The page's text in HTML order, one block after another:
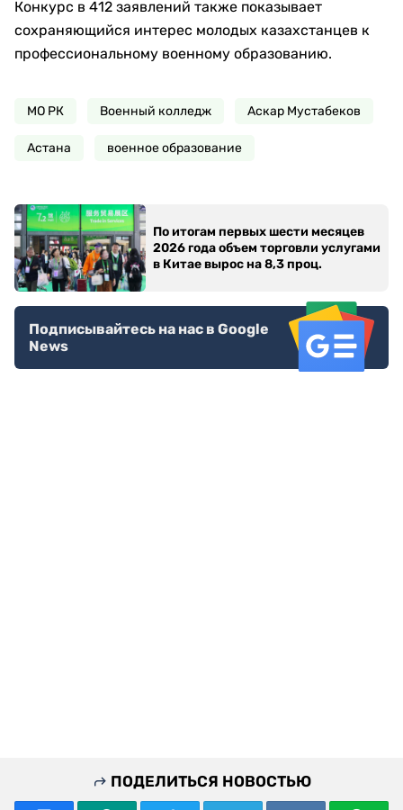
Конкурс в 412 заявлений также показывает
сохраняющийся интерес молодых казахстанцев к
профессиональному военному образованию.
МО РК Военный колледж Аскар Мустабеков
Астана военное образование
По итогам первых шести месяцев
2026 года объем торговли услугами
в Китае вырос на 8,3 проц.
Подписывайтесь на нас в Google
News
ПОДЕЛИТЬСЯ НОВОСТЬЮ